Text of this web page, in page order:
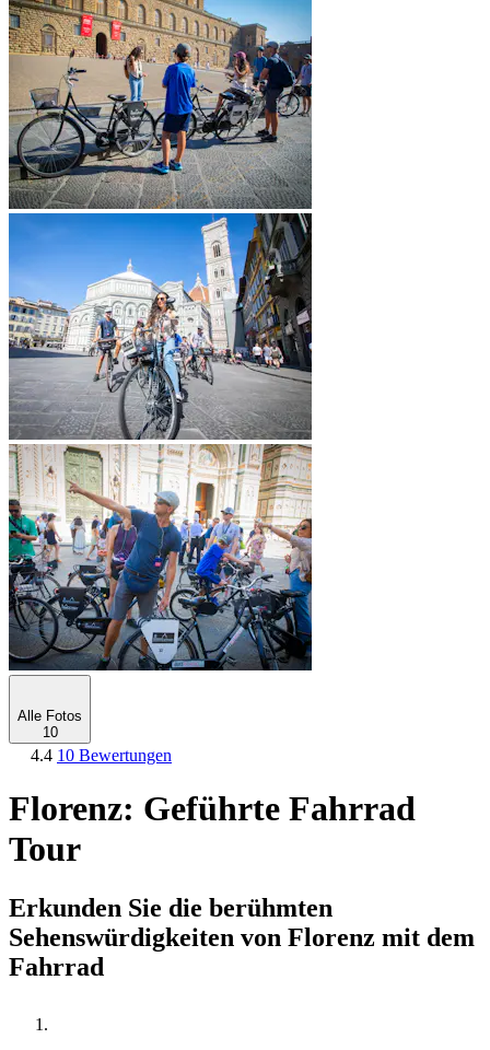
Alle Fotos
10
4.4 10 Bewertungen
Florenz: Geführte Fahrrad
Tour
Erkunden Sie die berühmten
Sehenswürdigkeiten von Florenz mit dem
Fahrrad